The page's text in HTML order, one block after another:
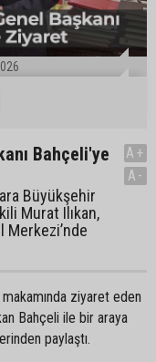
Bahçeli'ye
Büyükşehir
Murat Ilıkan,
A+
A-
makamında ziyaret eden
Bahçeli ile bir araya
paylaştı.